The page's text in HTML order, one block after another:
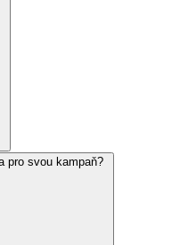
pro svou kampaň?